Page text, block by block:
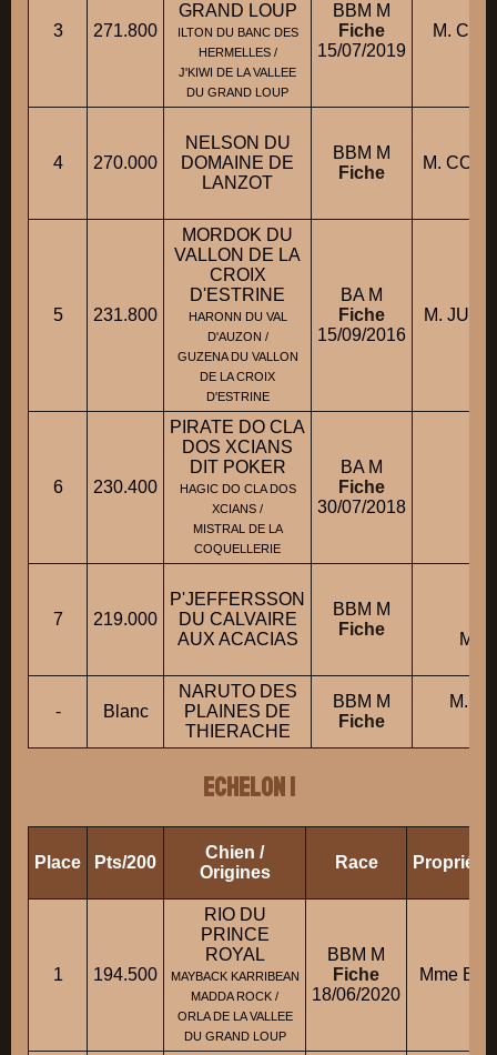
3 271.800
GRAND LOUP
ILTON DU BANC DES
HERMELLES /
J'KIWI DE LA VALLEE
DU GRAND LOUP
BBM M
Fiche
15/07/2019
M.
4 270.000
NELSON DU
DOMAINE DE
LANZOT
BBM M
Fiche
M.
5 231.800
MORDOK DU
VALLON DE LA
CROIX
D'ESTRINE
HARONN DU VAL
D'AUZON /
GUZENA DU VALLON
DE LA CROIX
D'ESTRINE
BA M
Fiche
15/09/2016
M.
6 230.400
PIRATE DO CLA
DOS XCIANS
DIT POKER
HAGIC DO CLA DOS
XCIANS /
MISTRAL DE LA
COQUELLERIE
BA M
Fiche
30/07/2018
7 219.000
P'JEFFERSSON
DU CALVAIRE
AUX ACACIAS
BBM M
Fiche
M.
- Blanc
NARUTO DES
PLAINES DE
THIERACHE
BBM M
Fiche
M.
ECHELON 1
Place Pts/200
Chien /
Origines
Race
1 194.500
RIO DU
PRINCE
ROYAL
MAYBACK KARRIBEAN
MADDA ROCK /
ORLA DE LA VALLEE
DU GRAND LOUP
BBM M
Fiche
18/06/2020
Mme